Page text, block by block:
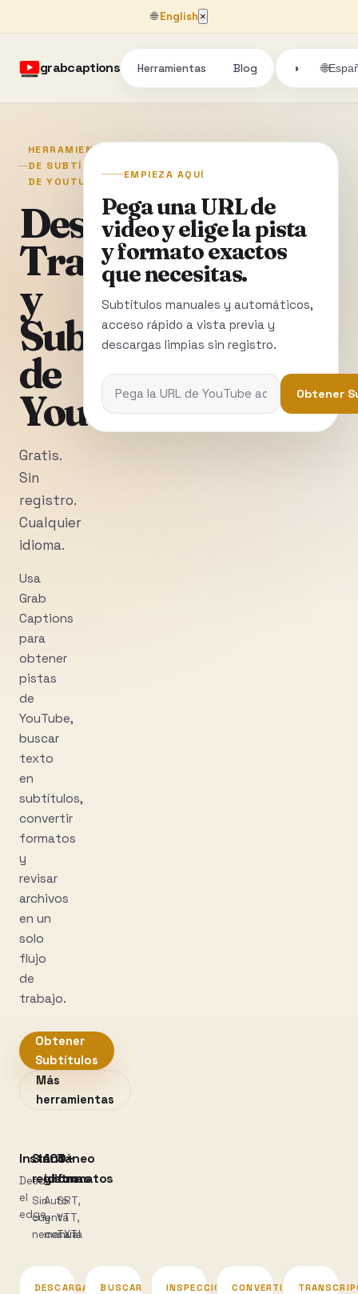
🌐English ×
grabcaptions Herramientas Blog ◑ 🌐
HERRAMIENTAS
DE SUBTÍTULOS
DE YOUTUBE
Descarga
Transcripciones
y
Subtítulos
de
YouTube
Gratis.
Sin
registro.
Cualquier
idioma.
Usa
Grab
Captions
para
obtener
pistas
de
YouTube,
buscar
texto
en
subtítulos,
convertir
formatos
y
revisar
archivos
en un
solo
flujo
de
trabajo.
Obtener
Subtítulos
Más
herramientas
Instantáneo
Desde
el
edge
Sin
registro
Sin
cuenta
necesaria
100+
idiomas
Auto
y
manual
3
formatos
SRT,
VTT,
TXT
EMPIEZA AQUÍ
Pega una URL de
video y elige la pista
y formato exactos
que necesitas.
Subtítulos manuales y automáticos,
acceso rápido a vista previa y
descargas limpias sin registro.
Obtener
DESCARGAR BUSCAR INSPECCIONARCONVERTIR